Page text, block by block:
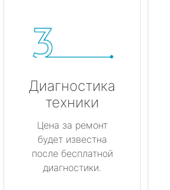
Диагностика
техники
Цена за ремонт
будет известна
после бесплатной
диагностики.